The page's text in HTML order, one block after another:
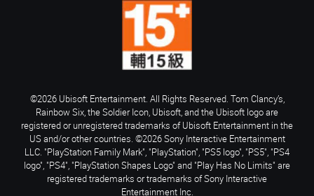
©2026 Ubisoft Entertainment. All Rights Reserved. Tom Clancy’s,
Rainbow Six, the Soldier Icon, Ubisoft, and the Ubisoft logo are
registered or unregistered trademarks of Ubisoft Entertainment in the
US and/or other countries. ©2026 Sony Interactive Entertainment
LLC. "PlayStation Family Mark", "PlayStation", "PS5 logo", "PS5", "PS4
logo", "PS4", "PlayStation Shapes Logo" and "Play Has No Limits" are
registered trademarks or trademarks of Sony Interactive
Entertainment Inc.